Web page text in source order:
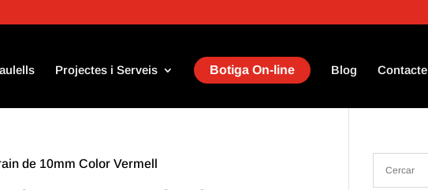
Projectes i Serveis Botiga On-line Blog Contacte
de 10mm Color Vermell